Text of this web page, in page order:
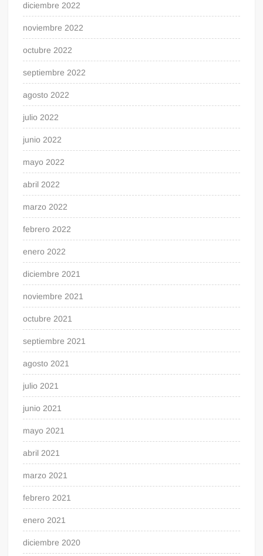
diciembre 2022
noviembre 2022
octubre 2022
septiembre 2022
agosto 2022
julio 2022
junio 2022
mayo 2022
abril 2022
marzo 2022
febrero 2022
enero 2022
diciembre 2021
noviembre 2021
octubre 2021
septiembre 2021
agosto 2021
julio 2021
junio 2021
mayo 2021
abril 2021
marzo 2021
febrero 2021
enero 2021
diciembre 2020